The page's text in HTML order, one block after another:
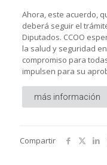
Ahora, este acuerdo,
deberá seguir el
Diputados. CCOO
la salud y seguridad
compromiso para
impulsen para su
más información
Compartir